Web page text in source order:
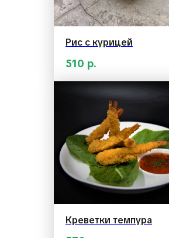
Рис с курицей
510 р.
Креветки темпура